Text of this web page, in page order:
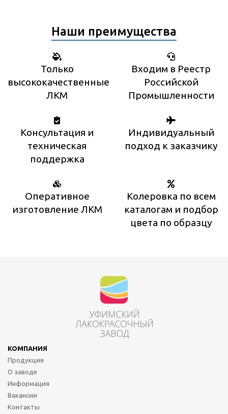
Наши преимущества
Только
высококачественные
ЛКМ
Входим в Реестр
Российской
Промышленности
Консультация и
техническая
поддержка
Индивидуальный
подход к заказчику
Оперативное
изготовление ЛКМ
Колеровка по всем
каталогам и подбор
цвета по образцу
КОМПАНИЯ
Продукция
О заводе
Информация
Вакансии
Контакты